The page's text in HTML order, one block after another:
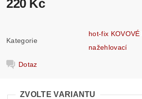
220 Kč
Kategorie
hot-fix
nažehlovací
Dotaz
ZVOLTE VARIANTU